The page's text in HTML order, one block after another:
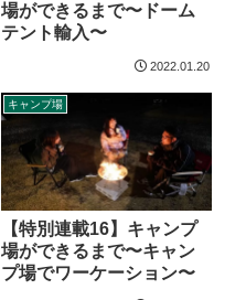
場ができるまで〜ドーム
テント輸入〜
2022.01.20
キャンプ場
【特別連載16】キャンプ
場ができるまで〜キャン
プ場でワーケーション〜